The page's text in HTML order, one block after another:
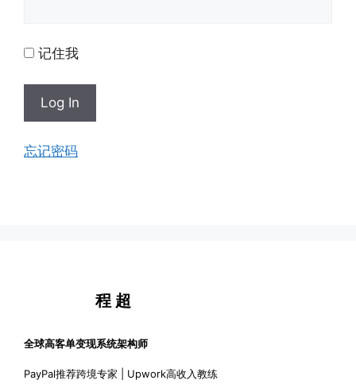
记住我
忘记密码
程 超
全球高客单变现系统架构师
PayPal推荐跨境专家 | Upwork高收入教练